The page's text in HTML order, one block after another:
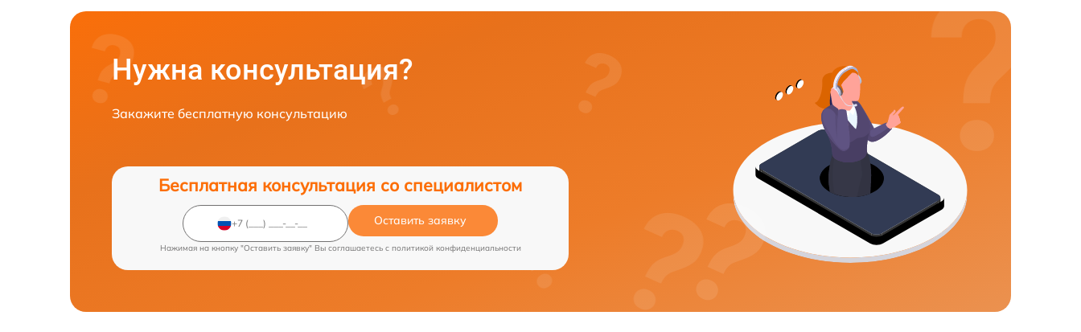
Нужна консультация?
Закажите бесплатную консультацию
Бесплатная консультация со специалистом
Оставить заявку
Нажимая на кнопку "Оставить заявку" Вы соглашаетесь c политикой конфиденциальности